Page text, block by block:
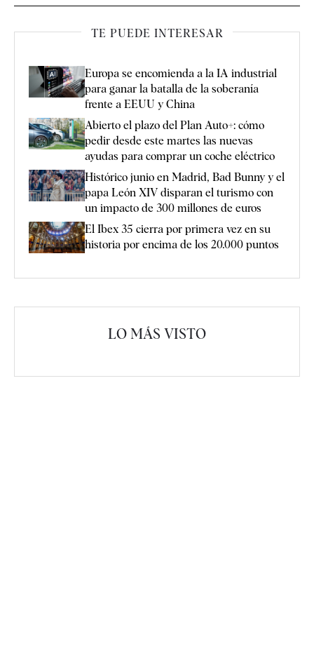
TE PUEDE INTERESAR
Europa se encomienda a la IA industrial
para ganar la batalla de la soberanía
frente a EEUU y China
Abierto el plazo del Plan Auto+: cómo
pedir desde este martes las nuevas
ayudas para comprar un coche eléctrico
Histórico junio en Madrid, Bad Bunny y el
papa León XIV disparan el turismo con
un impacto de 300 millones de euros
El Ibex 35 cierra por primera vez en su
historia por encima de los 20.000 puntos
LO MÁS VISTO